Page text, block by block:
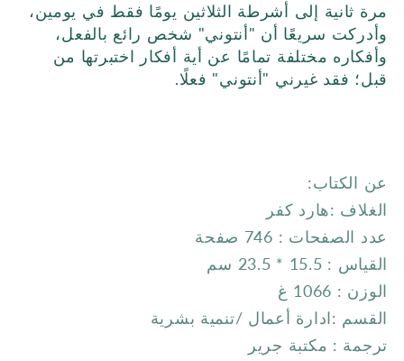
مرة ثانية إلى أشرطة الثلاثين يومًا فقط في يومين،
وأدركت سريعًا أن "أنتوني" شخص رائع بالفعل،
وأفكاره مختلفة تمامًا عن أية أفكار اختبرتها من
قبل؛ فقد غيرني "أنتوني" فعلًا.
عن الكتاب:
الغلاف :هارد كفر
عدد الصفحات : 746 صفحة
القياس :
* 23.5 سم
الوزن :
غ
القسم :ادارة أعمال /تنمية بشرية
ترجمة : مكتبة جرير